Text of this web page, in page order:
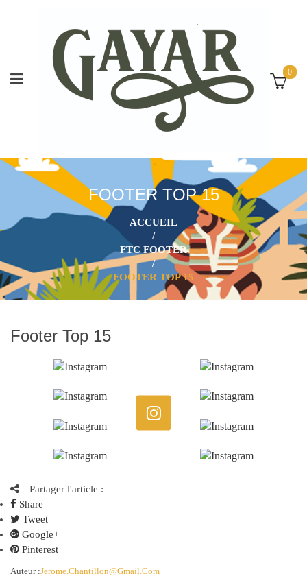
0
FOOTER TOP 15
ACCUEIL
/
FTC FOOTER
/
FOOTER TOP 15
Footer Top 15
Partager l'article :
Share
Tweet
Google+
Pinterest
Auteur :Jerome.chantillon@gmail.com